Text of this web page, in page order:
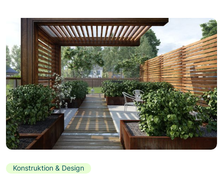
Konstruktion & Design